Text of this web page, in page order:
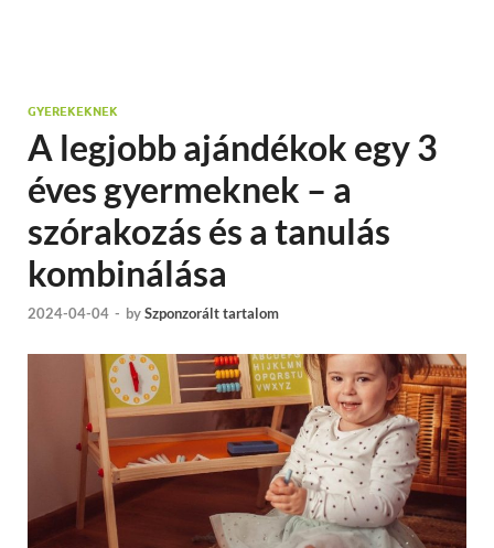
GYEREKEKNEK
A legjobb ajándékok egy 3
éves gyermeknek – a
szórakozás és a tanulás
kombinálása
2024-04-04 - bySzponzorált tartalom